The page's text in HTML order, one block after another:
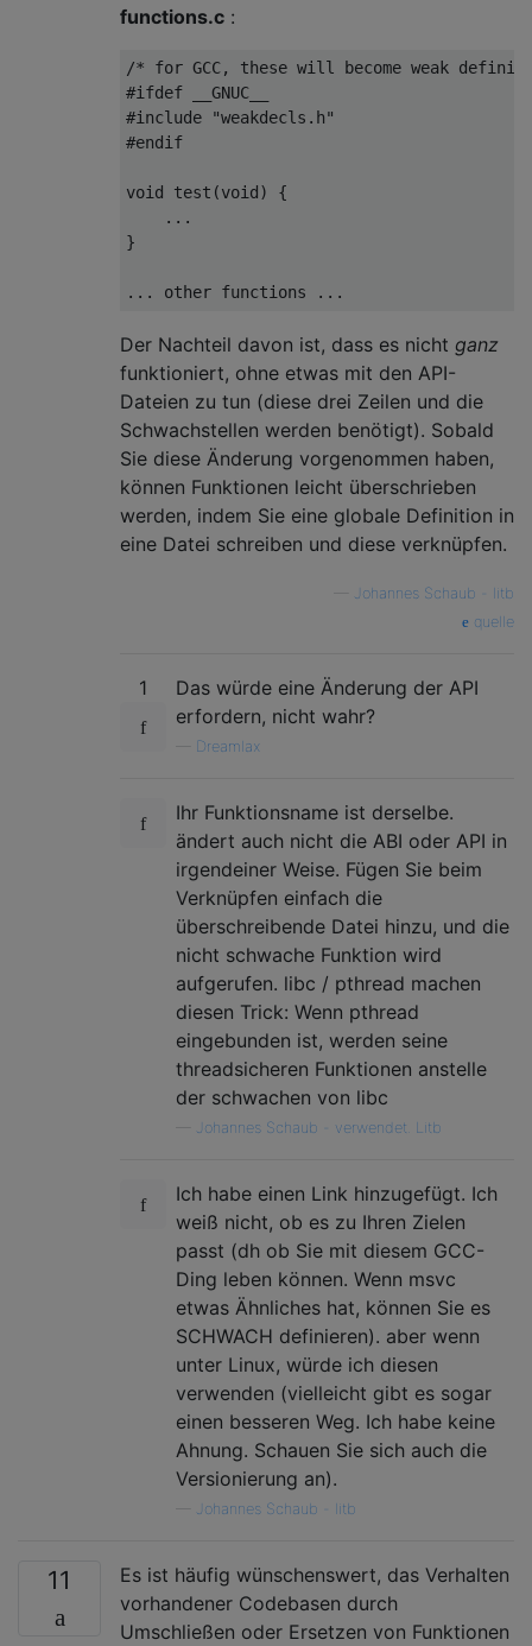
functions.c :
/* for GCC, these will become weak
#ifdef __GNUC__
#include
"weakdecls.h"
#endif
void test (void)
{
    ...
}
Der Nachteil davon ist, dass es nicht ganz
funktioniert, ohne etwas mit den API-
Dateien zu tun (diese drei Zeilen und die
Schwachstellen werden benötigt). Sobald
Sie diese Änderung vorgenommen haben,
können Funktionen leicht überschrieben
werden, indem Sie eine globale Definition in
eine Datei schreiben und diese verknüpfen.
Johannes Schaub - litb
quelle
1
Das würde eine Änderung der API
erfordern, nicht wahr?
Dreamlax
Ihr Funktionsname ist derselbe.
ändert auch nicht die ABI oder API in
irgendeiner Weise. Fügen Sie beim
Verknüpfen einfach die
überschreibende Datei hinzu, und die
nicht schwache Funktion wird
aufgerufen. libc / pthread machen
diesen Trick: Wenn pthread
eingebunden ist, werden seine
threadsicheren Funktionen anstelle
der schwachen von libc
Johannes Schaub - verwendet. Litb
Ich habe einen Link hinzugefügt. Ich
weiß nicht, ob es zu Ihren Zielen
passt (dh ob Sie mit diesem GCC-
Ding leben können. Wenn msvc
etwas Ähnliches hat, können Sie es
SCHWACH definieren). aber wenn
unter Linux, würde ich diesen
verwenden (vielleicht gibt es sogar
einen besseren Weg. Ich habe keine
Ahnung. Schauen Sie sich auch die
Versionierung an).
Johannes Schaub - litb
11
Es ist häufig wünschenswert, das Verhalten
vorhandener Codebasen durch
Umschließen oder Ersetzen von Funktionen